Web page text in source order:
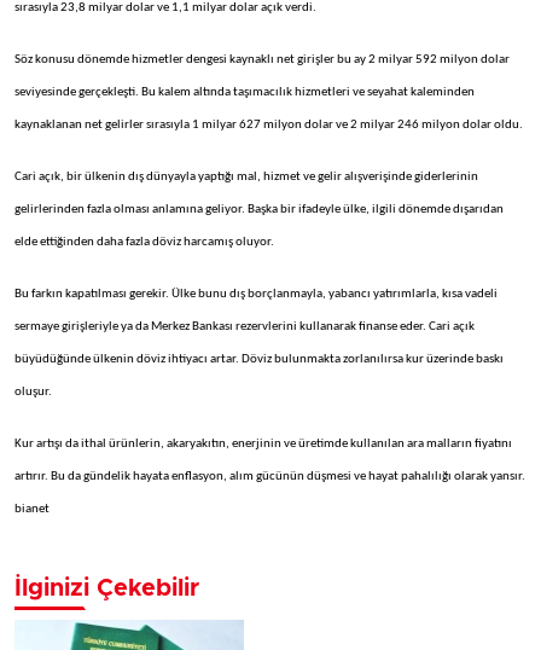
sırasıyla 23,8 milyar dolar ve 1,1 milyar dolar açık verdi.
Söz konusu dönemde hizmetler dengesi kaynaklı net girişler bu ay 2 milyar 592 milyon dolar
seviyesinde gerçekleşti. Bu kalem altında taşımacılık hizmetleri ve seyahat kaleminden
kaynaklanan net gelirler sırasıyla 1 milyar 627 milyon dolar ve 2 milyar 246 milyon dolar oldu.
Cari açık, bir ülkenin dış dünyayla yaptığı mal, hizmet ve gelir alışverişinde giderlerinin
gelirlerinden fazla olması anlamına geliyor. Başka bir ifadeyle ülke, ilgili dönemde dışarıdan
elde ettiğinden daha fazla döviz harcamış oluyor.
Bu farkın kapatılması gerekir. Ülke bunu dış borçlanmayla, yabancı yatırımlarla, kısa vadeli
sermaye girişleriyle ya da Merkez Bankası rezervlerini kullanarak finanse eder. Cari açık
büyüdüğünde ülkenin döviz ihtiyacı artar. Döviz bulunmakta zorlanılırsa kur üzerinde baskı
oluşur.
Kur artışı da ithal ürünlerin, akaryakıtın, enerjinin ve üretimde kullanılan ara malların fiyatını
artırır. Bu da gündelik hayata enflasyon, alım gücünün düşmesi ve hayat pahalılığı olarak yansır.
bianet
İlginizi Çekebilir